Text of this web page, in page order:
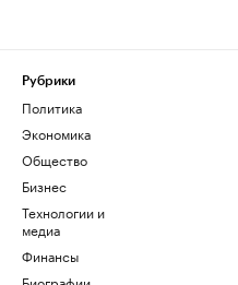
Рубрики
Политика
Экономика
Общество
Бизнес
Технологии и
медиа
Финансы